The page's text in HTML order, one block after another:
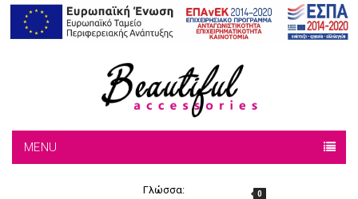
MENU
Γλώσσα: 0